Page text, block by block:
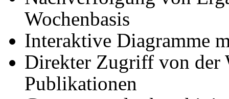
Wochenbasis
Interaktive Diagramme
Direkter Zugriff von der
Publikationen